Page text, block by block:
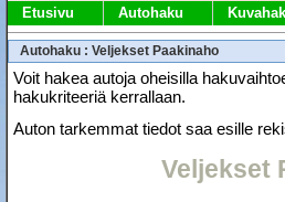
Etusivu Autohaku
Autohaku : Veljekset Paakinaho
Voit hakea autoja oheisilla
hakukriteeriä kerrallaan.
Auton tarkemmat tiedot saa esille
Veljekset